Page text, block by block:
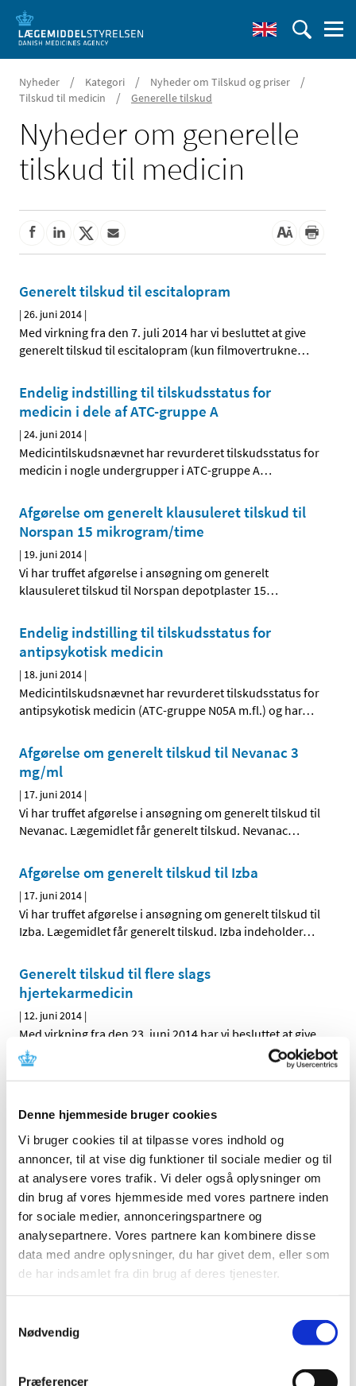
Denne hjemmeside bruger cookies
Vi bruger cookies til at tilpasse vores indhold og
annoncer, til at vise dig funktioner til sociale medier og til
at analysere vores trafik. Vi deler også oplysninger om
din brug af vores hjemmeside med vores partnere inden
for sociale medier, annonceringspartnere og
analysepartnere. Vores partnere kan kombinere disse
data med andre oplysninger, du har givet dem, eller som
de har indsamlet fra din brug af deres tjenester.
Nødvendig
Præferencer
Nyheder / Kategori / Nyheder om Tilskud og priser /
Tilskud til medicin / Generelle tilskud
Nyheder om generelle
tilskud til medicin
Generelt tilskud til escitalopram
|26. juni 2014 |
Med virkning fra den 7. juli 2014 har vi besluttet at give
generelt tilskud til escitalopram (kun filmovertrukne…
Endelig indstilling til tilskudsstatus for
medicin i dele af ATC-gruppe A
|24. juni 2014 |
Medicintilskudsnævnet har revurderet tilskudsstatus for
medicin i nogle undergrupper i ATC-gruppe A…
Afgørelse om generelt klausuleret tilskud til
Norspan 15 mikrogram/time
| 19. juni 2014 |
Vi har truffet afgørelse i ansøgning om generelt
klausuleret tilskud til Norspan depotplaster 15…
Endelig indstilling til tilskudsstatus for
antipsykotisk medicin
| 18. juni 2014 |
Medicintilskudsnævnet har revurderet tilskudsstatus for
antipsykotisk medicin (ATC-gruppe N05A m.fl.) og har…
Afgørelse om generelt tilskud til Nevanac 3
mg/ml
| 17. juni 2014 |
Vi har truffet afgørelse i ansøgning om generelt tilskud til
Nevanac. Lægemidlet får generelt tilskud. Nevanac…
Afgørelse om generelt tilskud til Izba
| 17. juni 2014 |
Vi har truffet afgørelse i ansøgning om generelt tilskud til
Izba. Lægemidlet får generelt tilskud. Izba indeholder…
Generelt tilskud til flere slags
hjertekarmedicin
| 12. juni 2014 |
Med virkning fra den 23. juni 2014 har vi besluttet at give
generelt tilskud til følgende hjertekarmedicin, der ikke…
|6. juni 2014|
Vi har truffet afgørelse i ansøgning om generelt tilskud til
Anoro. Lægemidlet får generelt tilskud.
Alle (436)
TID
2026 (10)
2025 (10)
2023 (8)